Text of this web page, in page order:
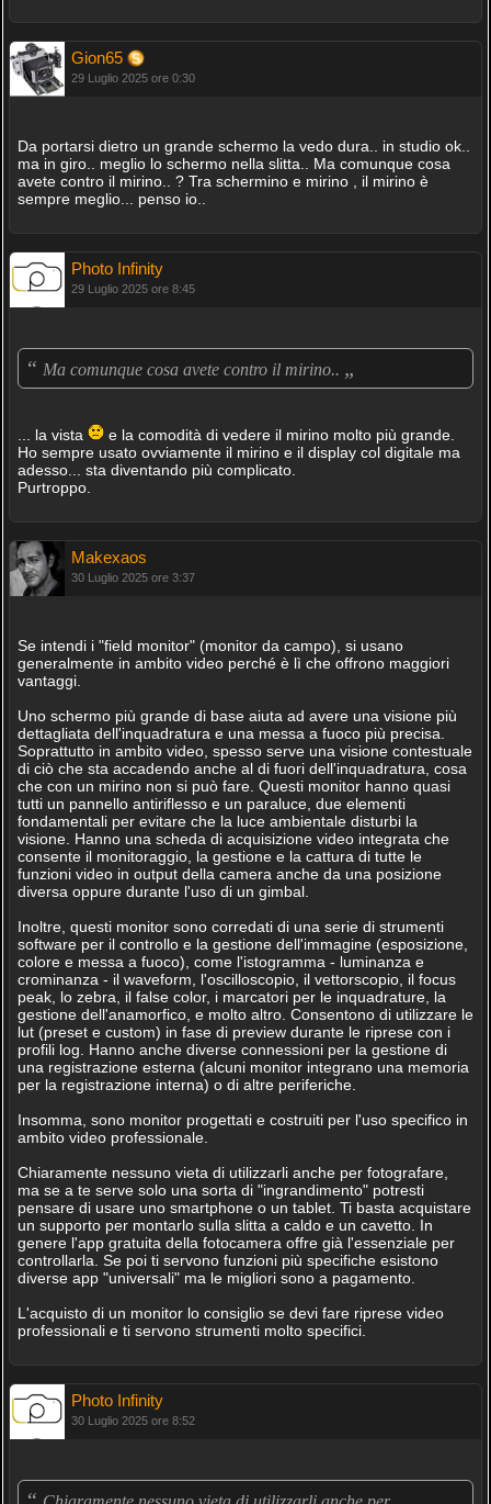
Gion65
29 Luglio 2025 ore 0:30
Da portarsi dietro un grande schermo la vedo dura.. in studio ok..
ma in giro.. meglio lo schermo nella slitta.. Ma comunque cosa
avete contro il mirino.. ? Tra schermino e mirino , il mirino è
sempre meglio... penso io..
Photo Infinity
29 Luglio 2025 ore 8:45
“ Ma comunque cosa avete contro il mirino.. „
... la vista
e la comodità di vedere il mirino molto più grande.
Ho sempre usato ovviamente il mirino e il display col digitale ma
adesso... sta diventando più complicato.
Purtroppo.
Makexaos
30 Luglio 2025 ore 3:37
Se intendi i "field monitor" (monitor da campo), si usano
generalmente in ambito video perché è lì che offrono maggiori
vantaggi.
Uno schermo più grande di base aiuta ad avere una visione più
dettagliata dell'inquadratura e una messa a fuoco più precisa.
Soprattutto in ambito video, spesso serve una visione contestuale
di ciò che sta accadendo anche al di fuori dell'inquadratura, cosa
che con un mirino non si può fare. Questi monitor hanno quasi
tutti un pannello antiriflesso e un paraluce, due elementi
fondamentali per evitare che la luce ambientale disturbi la
visione. Hanno una scheda di acquisizione video integrata che
consente il monitoraggio, la gestione e la cattura di tutte le
funzioni video in output della camera anche da una posizione
diversa oppure durante l'uso di un gimbal.
Inoltre, questi monitor sono corredati di una serie di strumenti
software per il controllo e la gestione dell'immagine (esposizione,
colore e messa a fuoco), come l'istogramma - luminanza e
crominanza - il waveform, l'oscilloscopio, il vettorscopio, il focus
peak, lo zebra, il false color, i marcatori per le inquadrature, la
gestione dell'anamorfico, e molto altro. Consentono di utilizzare le
lut (preset e custom) in fase di preview durante le riprese con i
profili log. Hanno anche diverse connessioni per la gestione di
una registrazione esterna (alcuni monitor integrano una memoria
per la registrazione interna) o di altre periferiche.
Insomma, sono monitor progettati e costruiti per l'uso specifico in
ambito video professionale.
Chiaramente nessuno vieta di utilizzarli anche per fotografare,
ma se a te serve solo una sorta di "ingrandimento" potresti
pensare di usare uno smartphone o un tablet. Ti basta acquistare
un supporto per montarlo sulla slitta a caldo e un cavetto. In
genere l'app gratuita della fotocamera offre già l'essenziale per
controllarla. Se poi ti servono funzioni più specifiche esistono
diverse app "universali" ma le migliori sono a pagamento.
L'acquisto di un monitor lo consiglio se devi fare riprese video
professionali e ti servono strumenti molto specifici.
Photo Infinity
30 Luglio 2025 ore 8:52